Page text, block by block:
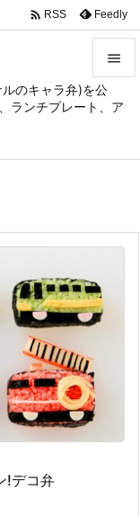
のキャラ弁)を公
ランチプレート、ア


メニュ
サイド

検索
 RSS Feedly
!デコ弁